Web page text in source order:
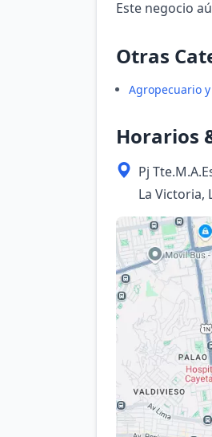
Este negocio
Otras
Agropecuario
Horarios
Pj
La Victoria,